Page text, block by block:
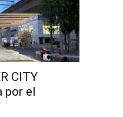
CITY
por el